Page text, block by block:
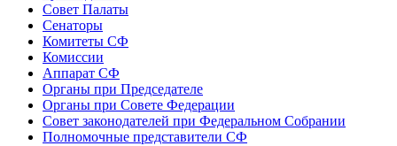
Совет Палаты
Сенаторы
Комитеты СФ
Комиссии
Аппарат СФ
Органы при Председателе
Органы при Совете Федерации
Совет законодателей при Федеральном Собрании
Полномочные представители СФ